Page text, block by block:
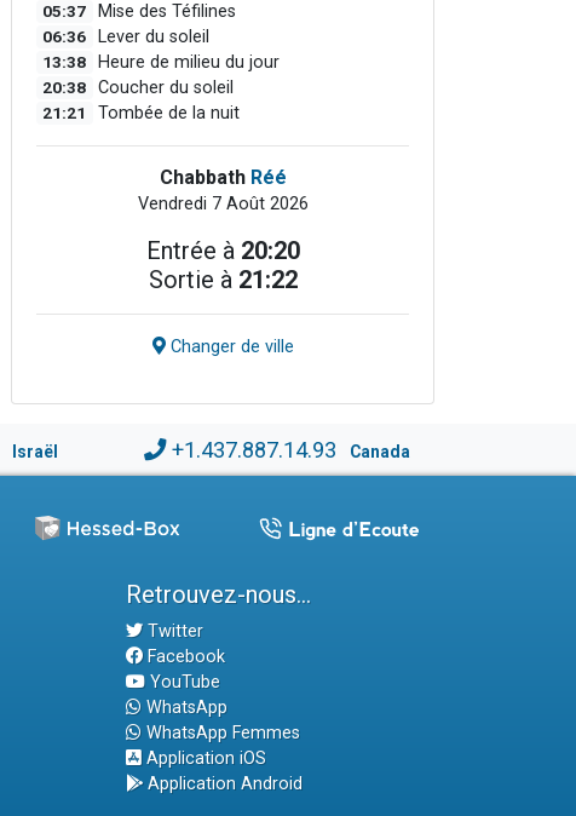
05:37 Mise des Téfilines
06:36 Lever du soleil
13:38 Heure de milieu du jour
20:38 Coucher du soleil
21:21 Tombée de la nuit
Chabbath Réé
Vendredi 7 Août 2026
Entrée à 20:20
Sortie à 21:22
Changer de ville
Israël +1.437.887.14.93 Canada
Retrouvez-nous...
Twitter
Facebook
YouTube
WhatsApp
WhatsApp Femmes
Application iOS
Application Android